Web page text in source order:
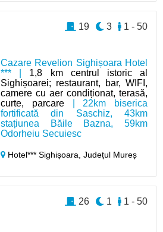
Cazare Revelion Sighișoara Hotel
*** | 1,8 km centrul istoric al
Sighișoarei; restaurant, bar, WIFI,
camere cu aer condiționat, terasă,
curte, parcare| 22km biserica
fortificată din Saschiz, 43km
stațiunea Băile Bazna, 59km
Odorheiu Secuiesc
Hotel*** Sighișoara,Județul Mureș
1 - 50
3
19
1 - 50
1
26